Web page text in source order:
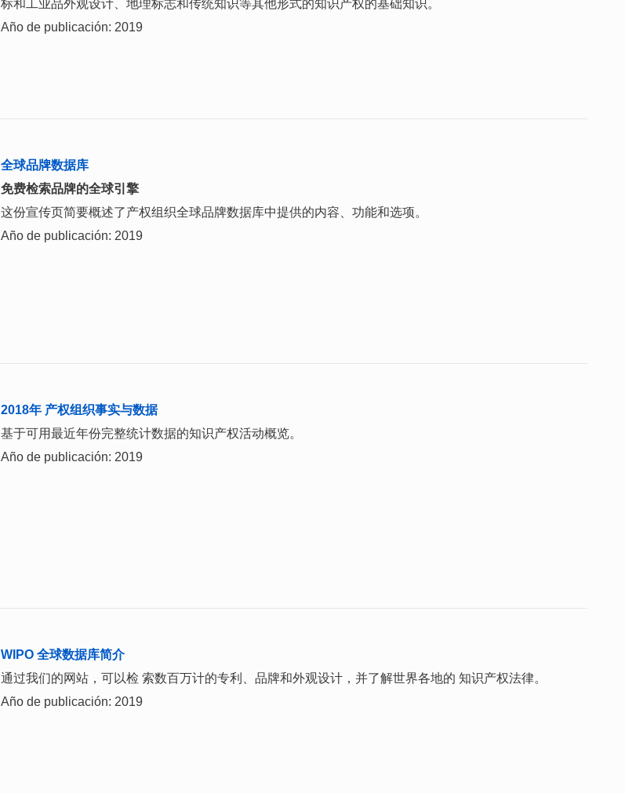
标和工业品外观设计、地理标志和传统知识等其他形式的知识产权的基础知识。
Año de publicación: 2019
全球品牌数据库
免费检索品牌的全球引擎
这份宣传页简要概述了产权组织全球品牌数据库中提供的内容、功能和选项。
Año de publicación: 2019
2018年 产权组织事实与数据
基于可用最近年份完整统计数据的知识产权活动概览。
Año de publicación: 2019
WIPO 全球数据库简介
通过我们的网站，可以检 索数百万计的专利、品牌和外观设计，并了解世界各地的 知识产权法律。
Año de publicación: 2019